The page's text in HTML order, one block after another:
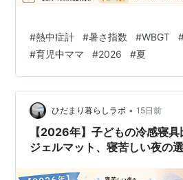
#熱中症計 #暑さ指数 #WBGT
#育児中ママ #2026 #夏
ひだまり暮らしラボ • 15日前
【2026年】子どもの冷感寝
ジェルマット、寝苦しい夜の